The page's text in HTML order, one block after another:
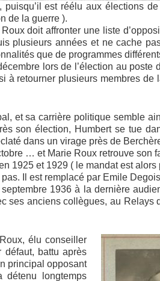
est réélu aux élections
de la guerre ).
doit affronter une liste
plusieurs années et ne cache
que de programmes
lors de l’élection au poste
à retourner plusieurs membres de
et sa carrière politique semble
son élection, Humbert se tue
dans un virage près de
… et Marie Roux retrouve son
1925 et 1929 ( le mandat est alors
Il est remplacé par Emile
1936 à la dernière
ses anciens collègues, au Relays
élu conseiller
défaut, battu après
principal opposant
longtemps